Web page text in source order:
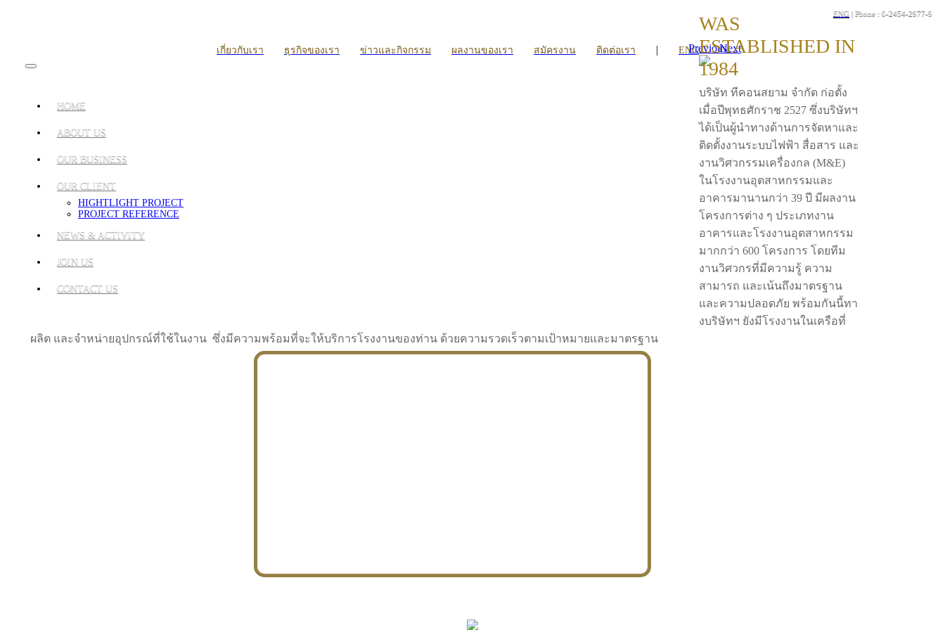
ENG | Phone : 0-2454-2977-9
เกี่ยวกับเรา ธุรกิจของเรา ข่าวและกิจกรรม ผลงานของเรา สมัครงาน ติดต่อเรา | ENG
HOME
ABOUT US
OUR BUSINESS
OUR CLIENT
HIGHTLIGHT PROJECT
PROJECT REFERENCE
NEWS & ACTIVITY
JOIN US
CONTACT US
PreviousNext
WAS
ESTABLISHED IN
1984
บริษัท ทีคอนสยาม จำกัด ก่อตั้ง
เมื่อปีพุทธศักราช 2527 ซึ่งบริษัทฯ
ได้เป็นผู้นำทางด้านการจัดหาและ
ติดตั้งงานระบบไฟฟ้า สื่อสาร และ
งานวิศวกรรมเครื่องกล (M&E)
ในโรงงานอุตสาหกรรมและ
อาคารมานานกว่า 39 ปี มีผลงาน
โครงการต่าง ๆ ประเภทงาน
อาคารและโรงงานอุตสาหกรรม
มากกว่า 600 โครงการ โดยทีม
งานวิศวกรที่มีความรู้ ความ
สามารถ และเน้นถึงมาตรฐาน
และความปลอดภัย พร้อมกันนี้ทา
งบริษัทฯ ยังมีโรงงานในเครือที่
ผลิต และจำหน่ายอุปกรณ์ที่ใช้ในงาน ซึ่งมีความพร้อมที่จะให้บริการโรงงานของท่าน ด้วยความรวดเร็วตามเป้าหมายและมาตรฐาน